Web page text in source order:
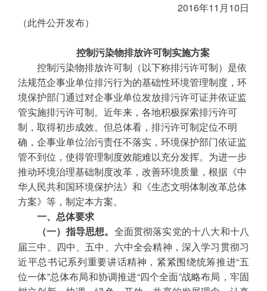
2016年11月10日
（此件公开发布）
控制污染物排放许可制实施方案
控制污染物排放许可制（以下称排污许可制）是依
法规范企事业单位排污行为的基础性环境管理制度，环
境保护部门通过对企事业单位发放排污许可证并依证监
管实施排污许可制。近年来，各地积极探索排污许可
制，取得初步成效。但总体看，排污许可制定位不明
确，企事业单位治污责任不落实，环境保护部门依证监
管不到位，使得管理制度效能难以充分发挥。为进一步
推动环境治理基础制度改革，改善环境质量，根据《中
华人民共和国环境保护法》和《生态文明体制改革总体
方案》等，制定本方案。
一、总体要求
（一）指导思想。 全面贯彻落实党的十八大和十八
届三中、四中、五中、六中全会精神，深入学习贯彻习
近平总书记系列重要讲话精神，紧紧围绕统筹推进“五
位一体”总体布局和协调推进“四个全面”战略布局，牢固